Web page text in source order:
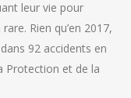
leur vie pour
Rien qu’en 2017,
92 accidents en
Protection et de la